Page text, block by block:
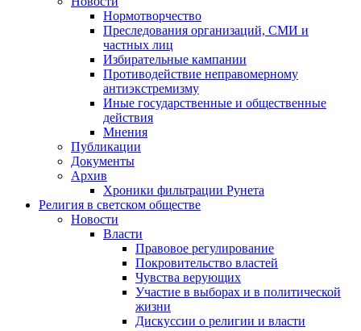
Нормотворчество
Преследования организаций, СМИ и
частных лиц
Избирательные кампании
Противодействие неправомерному
антиэкстремизму
Иные государственные и общественные
действия
Мнения
Публикации
Документы
Архив
Хроники фильтрации Рунета
Религия в светском обществе
Новости
Власти
Правовое регулирование
Покровительство властей
Чувства верующих
Участие в выборах и в политической
жизни
Дискуссии о религии и власти